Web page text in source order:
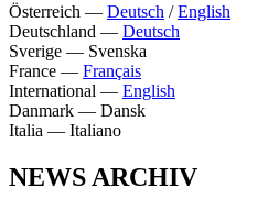
Österreich — Deutsch /English
Deutschland — Deutsch
Sverige — Svenska
France — Français
International — English
Danmark — Dansk
Italia — Italiano
NEWS ARCHIV